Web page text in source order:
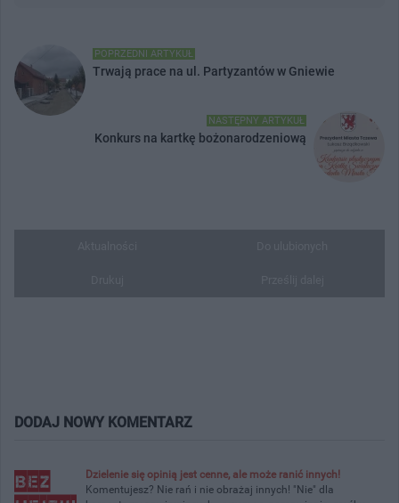
POPRZEDNI ARTYKUŁ
Trwają prace na ul. Partyzantów w Gniewie
NASTĘPNY ARTYKUŁ
Konkurs na kartkę bożonarodzeniową
DODAJ NOWY KOMENTARZ
Dzielenie się opinią jest cenne, ale może ranić innych!
Komentujesz? Nie rań i nie obrażaj innych! "Nie" dla